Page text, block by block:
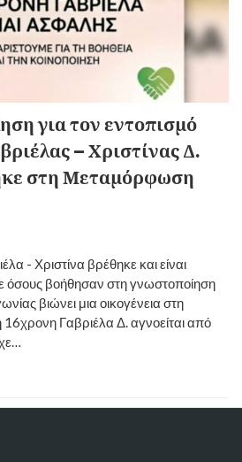
για τον εντοπισμό
– Χριστίνας Δ.
στη Μεταμόρφωση
- Χριστίνα βρέθηκε και είναι
όσους βοήθησαν στη γνωστοποίηση
βιώνει μια οικογένεια στη
Γαβριέλα Δ. αγνοείται από